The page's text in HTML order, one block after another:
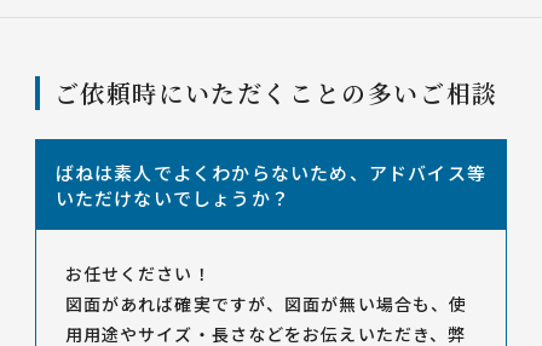
ご依頼時にいただくことの多いご相談
ばねは素人でよくわからないため、アドバイス等
いただけないでしょうか？
お任せください！
図面があれば確実ですが、図面が無い場合も、使
用用途やサイズ・長さなどをお伝えいただき、弊